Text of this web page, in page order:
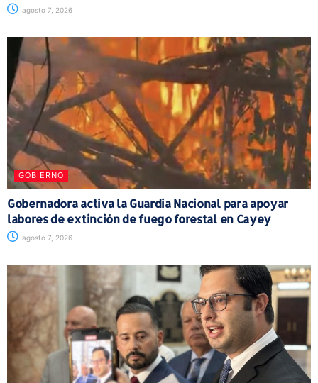
agosto 7, 2026
GOBIERNO
Gobernadora activa la Guardia Nacional para apoyar
labores de extinción de fuego forestal en Cayey
agosto 7, 2026